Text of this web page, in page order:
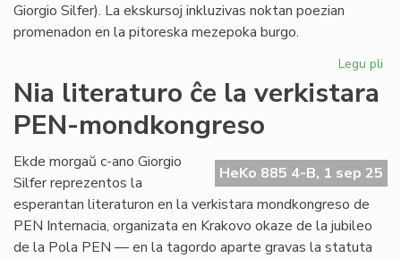
Giorgio Silfer). La ekskursoj inkluzivas noktan poezian
promenadon en la pitoreska mezepoka burgo.
Legu pli
Nia literaturo ĉe la verkistara
PEN-mondkongreso
HeKo 885 4-B, 1 sep 25
Ekde morgaŭ c-ano Giorgio
Silfer reprezentos la
esperantan literaturon en la verkistara mondkongreso de
PEN Internacia, organizata en Krakovo okaze de la jubileo
de la Pola PEN — en la tagordo aparte gravas la statuta